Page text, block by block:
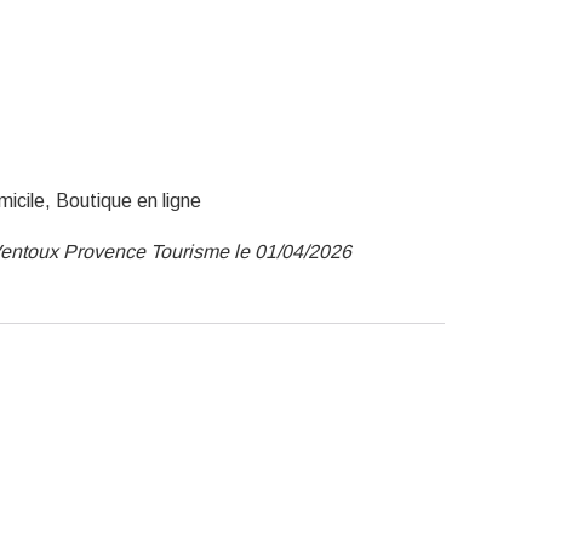
Boutique en ligne
Provence Tourisme le 01/04/2026